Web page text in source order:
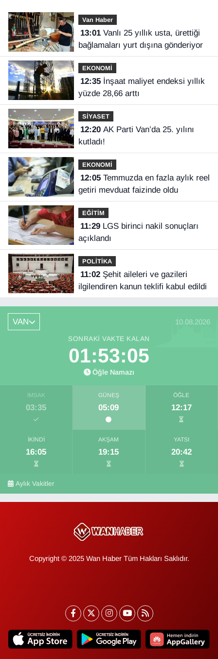
Van Haber
13:01Vanlı 25 yıllık usta, ürettiği
bağlamaları yurt dışına gönderiyor
EKONOMİ
12:35İnşaat maliyet endeksi yıllık
yüzde 28,66 arttı
SİYASET
12:20AK Parti Van’da 25. yılını
kutladı!
EKONOMİ
12:05Temmuzda en fazla aylık reel
getiri mevduat faizinde oldu
EĞİTİM
11:29LGS birinci nakil sonuçları
açıklandı
POLİTİKA
11:02Şehit aileleri ve gazileri
ilgilendiren kanun teklifi kabul edildi
VAN 10.08.2026
SONRAKI VAKTE KALAN
01:53:05
Öğle Namazı
İMSAK
03:35
GÜNEŞ
05:09
ÖĞLE
12:17
İKINDI
16:05
AKŞAM
19:15
YATSI
20:42
Aylık Vakitler
Copyright © 2025 Wan Haber Tüm Hakları Saklıdır.